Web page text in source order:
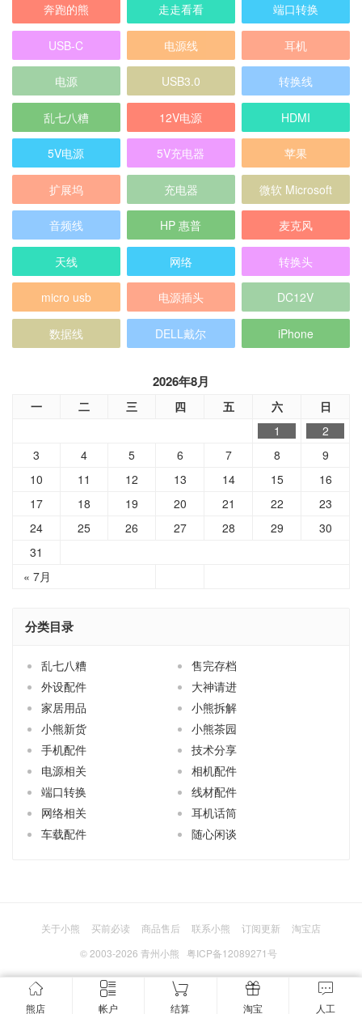
奔跑的熊 走走看看 端口转换
USB-C 电源线 耳机
电源 USB3.0 转换线
乱七八糟 12V电源 HDMI
5V电源 5V充电器 苹果
扩展坞 充电器 微软 Microsoft
音频线 HP 惠普 麦克风
天线 网络 转换头
micro usb 电源插头 DC12V
数据线 DELL戴尔 iPhone
2026年8月
一 二 三 四 五 六 日
« 7月
1
2
3
4 5 6 7 8
9
10
11 12 13 14 15
16
17
18 19 20 21 22
23
24
25 26 27 28 29
30
31
分类目录
乱七八糟
售完存档
外设配件
大神请进
家居用品
小熊拆解
小熊新货
小熊茶园
手机配件
技术分享
电源相关
相机配件
端口转换
线材配件
网络相关
耳机话筒
车载配件
随心闲谈
熊店 帐户 结算 淘宝 人工
关于小熊 买前必读 商品售后 联系小熊 订阅更新
淘宝店
© 2003-2026 青州小熊 粤ICP备12089271号